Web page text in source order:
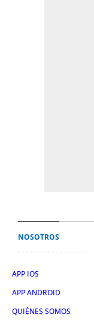
NOSOTROS
APP IOS
APP ANDROID
QUIÉNES SOMOS